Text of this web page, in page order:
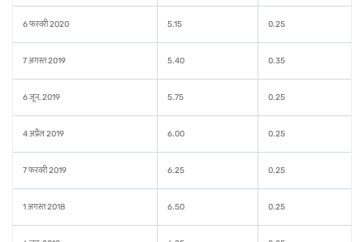
6 फरवरी 2020 5.15 0.25
7 अगस्त 2019 5.40 0.35
6 जून, 2019 5.75 0.25
4 अप्रैल 2019 6.00 0.25
7 फरवरी 2019 6.25 0.25
1 अगस्त 2018 6.50 0.25